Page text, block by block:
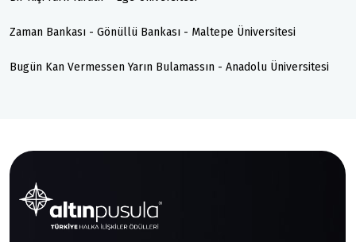
Zaman Bankası - Gönüllü Bankası - Maltepe Üniversitesi
Bugün Kan Vermessen Yarın Bulamassın - Anadolu Üniversitesi